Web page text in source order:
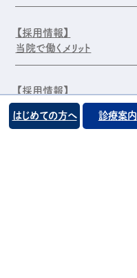
【採用情報】
当院で働くメリット
【採用情報】
エントリー・お問合せ
はじめての方へ 診療案内